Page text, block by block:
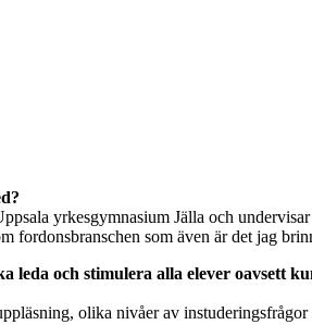
yrkesgymnasium Jälla och
fordonsbranschen som även är det jag
leda och stimulera alla elever oavsett
olika nivåer av